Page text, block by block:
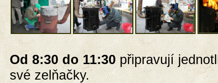
Od 8:30 do 11:30připravují
své zelňačky.